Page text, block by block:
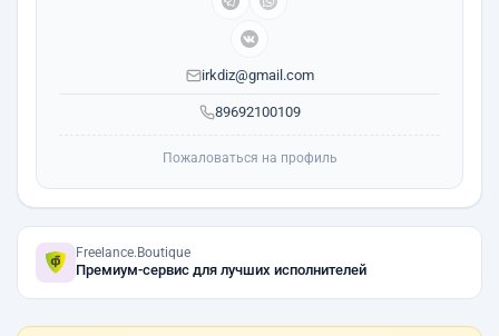
89692100109
irkdiz@gmail.com
Пожаловаться на профиль
Freelance.Boutique
Премиум-сервис для лучших исполнителей